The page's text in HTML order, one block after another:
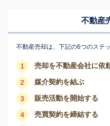
不動産
不動産売却は、下記の6つのステ
1 売却を不動産会社に依
2 媒介契約を結ぶ
3 販売活動を開始する
4 売買契約を締結する